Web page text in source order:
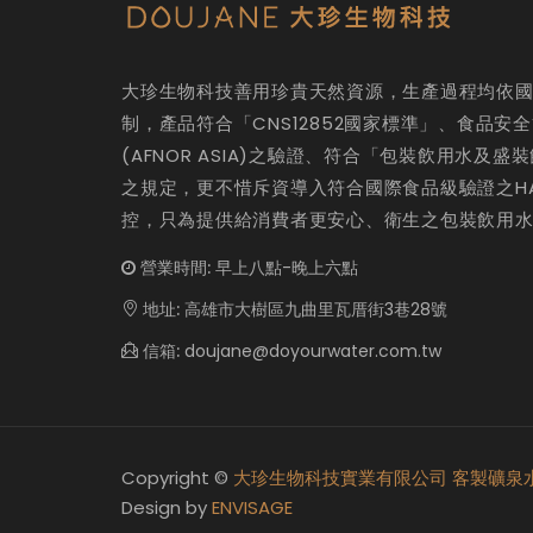
大珍生物科技善用珍貴天然資源，生產過程均依
制，產品符合「CNS12852國家標準」、食品安
(AFNOR ASIA)之驗證、符合「包裝飲用水及盛
之規定，更不惜斥資導入符合國際食品級驗證之
控，只為提供給消費者更安心、衛生之包裝飲用
營業時間: 早上八點-晚上六點
地址: 高雄市大樹區九曲里瓦厝街3巷28號
信箱: doujane@doyourwater.com.tw
Copyright © 大珍生物科技實業有限公司 客製礦泉
Design byENVISAGE